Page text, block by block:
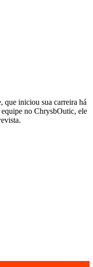
que iniciou sua carreira há
equipe no ChrysbOutic, ele